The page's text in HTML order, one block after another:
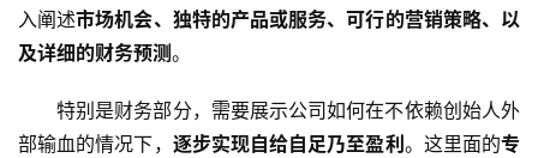
入阐述市场机会、独特的产品或服务、可行的营销策略、以
及详细的财务预测。
特别是财务部分，需要展示公司如何在不依赖创始人外
部输血的情况下， 逐步实现自给自足乃至盈利 。这里面的专